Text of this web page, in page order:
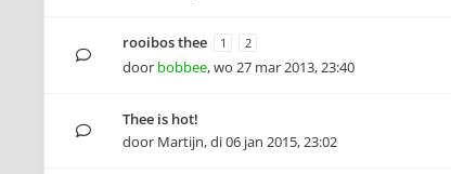
rooibos thee 1 2
door bobbee,wo 27 mar 2013, 23:40
Thee is hot!
door Martijn,di 06 jan 2015, 23:02